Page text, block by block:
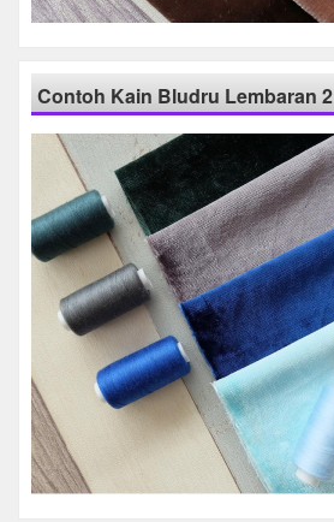
Contoh Kain Bludru Lembaran 2